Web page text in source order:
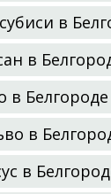
в
в
в Белгороде
в
в